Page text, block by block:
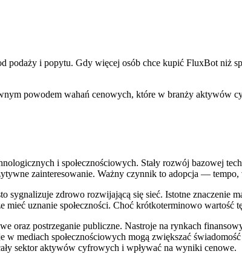
i popytu. Gdy więcej osób chce kupić FluxBot niż
powodem wahań cenowych, które w branży aktywów
i społecznościowych. Stały rozwój bazowej
zainteresowanie. Ważny czynnik to adopcja —
zdrowo rozwijającą się sieć. Istotne znaczenie
uznanie społeczności. Choć krótkoterminowo wartość
oraz postrzeganie publiczne. Nastroje na rynkach
mediach społecznościowych mogą zwiększać
sektor aktywów cyfrowych i wpływać na wyniki cenowe.